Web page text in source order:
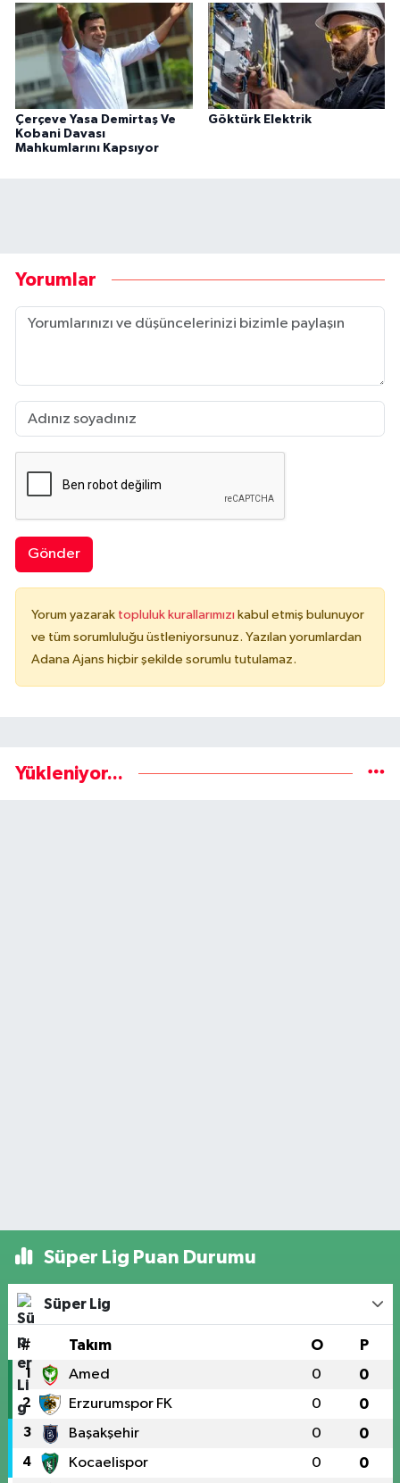
Çerçeve Yasa Demirtaş Ve
Kobani Davası
Mahkumlarını Kapsıyor
Göktürk Elektrik
Yorumlar
Gönder
Yorum yazarak topluluk kurallarımızı kabul etmiş bulunuyor
ve tüm sorumluluğu üstleniyorsunuz. Yazılan yorumlardan
Adana Ajans hiçbir şekilde sorumlu tutulamaz.
Yükleniyor...
Süper Lig Puan Durumu
Süper Lig
# Takım O P
1 Amed 0 0
2 Erzurumspor FK 0 0
3 Başakşehir 0 0
4 Kocaelispor 0 0